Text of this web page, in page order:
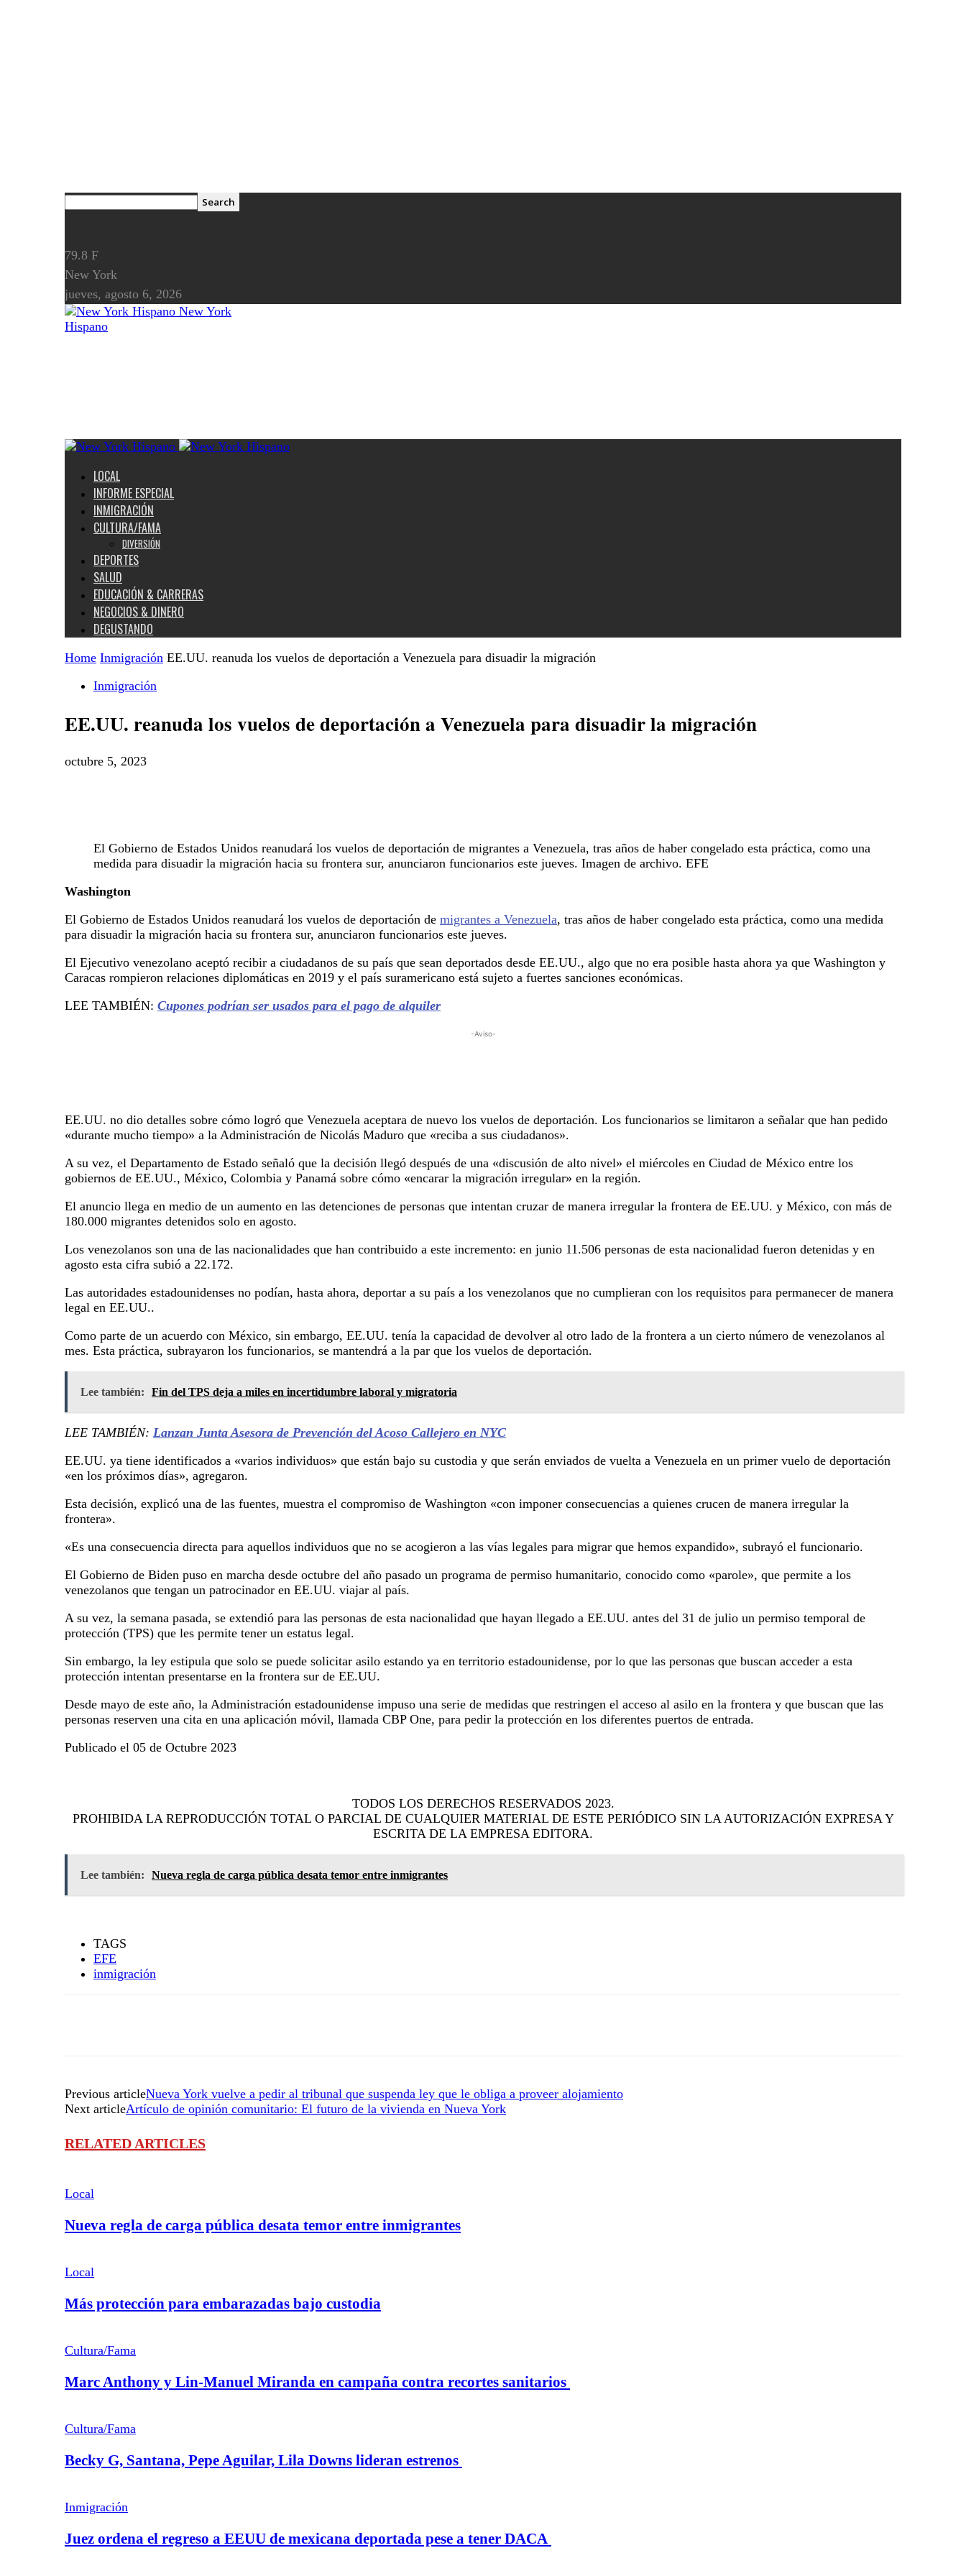
79.8 F
New York
jueves, agosto 6, 2026
New York
Hispano
LOCAL
INFORME ESPECIAL
INMIGRACIÓN
CULTURA/FAMA
DIVERSIÓN
DEPORTES
SALUD
EDUCACIÓN & CARRERAS
NEGOCIOS & DINERO
DEGUSTANDO
Home Inmigración EE.UU. reanuda los vuelos de deportación a Venezuela para disuadir la migración
Inmigración
EE.UU. reanuda los vuelos de deportación a Venezuela para disuadir la migración
octubre 5, 2023
El Gobierno de Estados Unidos reanudará los vuelos de deportación de migrantes a Venezuela, tras años de haber congelado esta práctica, como una
medida para disuadir la migración hacia su frontera sur, anunciaron funcionarios este jueves. Imagen de archivo. EFE
Washington
El Gobierno de Estados Unidos reanudará los vuelos de deportación de migrantes a Venezuela, tras años de haber congelado esta práctica, como una medida
para disuadir la migración hacia su frontera sur, anunciaron funcionarios este jueves.
El Ejecutivo venezolano aceptó recibir a ciudadanos de su país que sean deportados desde EE.UU., algo que no era posible hasta ahora ya que Washington y
Caracas rompieron relaciones diplomáticas en 2019 y el país suramericano está sujeto a fuertes sanciones económicas.
LEE TAMBIÉN: Cupones podrían ser usados para el pago de alquiler
-Aviso-
EE.UU. no dio detalles sobre cómo logró que Venezuela aceptara de nuevo los vuelos de deportación. Los funcionarios se limitaron a señalar que han pedido
«durante mucho tiempo» a la Administración de Nicolás Maduro que «reciba a sus ciudadanos».
A su vez, el Departamento de Estado señaló que la decisión llegó después de una «discusión de alto nivel» el miércoles en Ciudad de México entre los
gobiernos de EE.UU., México, Colombia y Panamá sobre cómo «encarar la migración irregular» en la región.
El anuncio llega en medio de un aumento en las detenciones de personas que intentan cruzar de manera irregular la frontera de EE.UU. y México, con más de
180.000 migrantes detenidos solo en agosto.
Los venezolanos son una de las nacionalidades que han contribuido a este incremento: en junio 11.506 personas de esta nacionalidad fueron detenidas y en
agosto esta cifra subió a 22.172.
Las autoridades estadounidenses no podían, hasta ahora, deportar a su país a los venezolanos que no cumplieran con los requisitos para permanecer de manera
legal en EE.UU..
Como parte de un acuerdo con México, sin embargo, EE.UU. tenía la capacidad de devolver al otro lado de la frontera a un cierto número de venezolanos al
mes. Esta práctica, subrayaron los funcionarios, se mantendrá a la par que los vuelos de deportación.
Lee también: Fin del TPS deja a miles en incertidumbre laboral y migratoria
LEE TAMBIÉN: Lanzan Junta Asesora de Prevención del Acoso Callejero en NYC
EE.UU. ya tiene identificados a «varios individuos» que están bajo su custodia y que serán enviados de vuelta a Venezuela en un primer vuelo de deportación
«en los próximos días», agregaron.
Esta decisión, explicó una de las fuentes, muestra el compromiso de Washington «con imponer consecuencias a quienes crucen de manera irregular la
frontera».
«Es una consecuencia directa para aquellos individuos que no se acogieron a las vías legales para migrar que hemos expandido», subrayó el funcionario.
El Gobierno de Biden puso en marcha desde octubre del año pasado un programa de permiso humanitario, conocido como «parole», que permite a los
venezolanos que tengan un patrocinador en EE.UU. viajar al país.
A su vez, la semana pasada, se extendió para las personas de esta nacionalidad que hayan llegado a EE.UU. antes del 31 de julio un permiso temporal de
protección (TPS) que les permite tener un estatus legal.
Sin embargo, la ley estipula que solo se puede solicitar asilo estando ya en territorio estadounidense, por lo que las personas que buscan acceder a esta
protección intentan presentarse en la frontera sur de EE.UU.
Desde mayo de este año, la Administración estadounidense impuso una serie de medidas que restringen el acceso al asilo en la frontera y que buscan que las
personas reserven una cita en una aplicación móvil, llamada CBP One, para pedir la protección en los diferentes puertos de entrada.
Publicado el 05 de Octubre 2023
TODOS LOS DERECHOS RESERVADOS 2023.
PROHIBIDA LA REPRODUCCIÓN TOTAL O PARCIAL DE CUALQUIER MATERIAL DE ESTE PERIÓDICO SIN LA AUTORIZACIÓN EXPRESA Y
ESCRITA DE LA EMPRESA EDITORA.
Lee también: Nueva regla de carga pública desata temor entre inmigrantes
TAGS
EFE
inmigración
Previous articleNueva York vuelve a pedir al tribunal que suspenda ley que le obliga a proveer alojamiento
Next articleArtículo de opinión comunitario: El futuro de la vivienda en Nueva York
RELATED ARTICLES
Local
Nueva regla de carga pública desata temor entre inmigrantes
Local
Más protección para embarazadas bajo custodia
Cultura/Fama
Marc Anthony y Lin-Manuel Miranda en campaña contra recortes sanitarios
Cultura/Fama
Becky G, Santana, Pepe Aguilar, Lila Downs lideran estrenos
Inmigración
Juez ordena el regreso a EEUU de mexicana deportada pese a tener DACA